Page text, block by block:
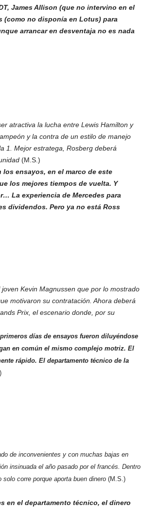
James Allison (que no intervino en el
(como no disponía en Lotus) para
arrancar en desventaja no es nada
atractiva la lucha entre Lewis Hamilton y
y la contra de un estilo de manejo
1. Mejor estratega, Rosberg deberá
(M.S.)
los ensayos, en el marco de este
los mejores tiempos de vuelta. Y
La experiencia de Mercedes para
dividendos. Pero ya no está Ross
Kevin Magnussen que por lo mostrado
motivaron su contratación. Ahora deberá
Prix, el escenario donde, por su
días de ensayos fueron diluyéndose
en común el mismo complejo motriz. El
rápido. El departamento técnico de la
de inconvenientes y con muchas bajas en
insinuada el año pasado por el francés. Dentro
corre porque aporta buen dinero(M.S.)
en el departamento técnico, el dinero